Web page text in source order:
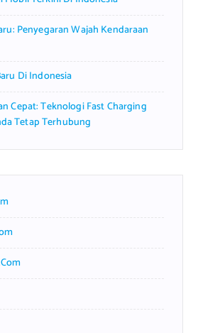
Penyegaran Wajah Kendaraan
Di Indonesia
Cepat: Teknologi Fast Charging
Tetap Terhubung